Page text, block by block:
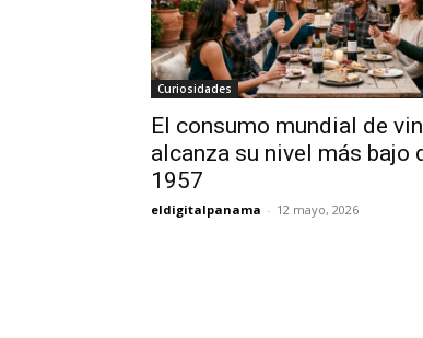
Curiosidades
El consumo mundial de
alcanza su nivel más bajo
1957
eldigitalpanama - 12 mayo, 2026